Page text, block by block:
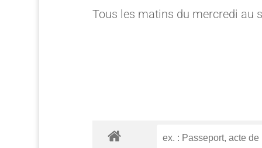
Tous les matins du mercredi au